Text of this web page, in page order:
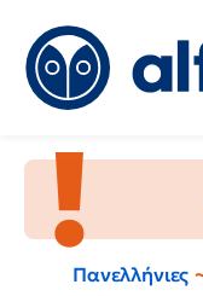
Πανελλήνιες